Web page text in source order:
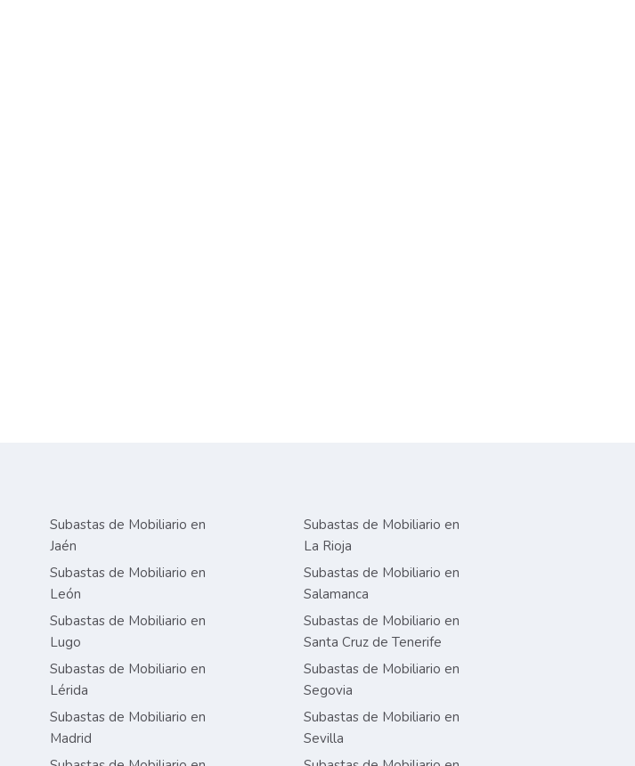
Subastas de Mobiliario en
Jaén
Subastas de Mobiliario en
León
Subastas de Mobiliario en
Lugo
Subastas de Mobiliario en
Lérida
Subastas de Mobiliario en
Madrid
Subastas de Mobiliario en
La Rioja
Subastas de Mobiliario en
Salamanca
Subastas de Mobiliario en
Santa Cruz de Tenerife
Subastas de Mobiliario en
Segovia
Subastas de Mobiliario en
Sevilla